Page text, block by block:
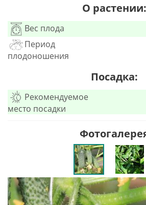
О растении:
Вес плода
Период
плодоношения
Посадка:
Рекомендуемое
место посадки